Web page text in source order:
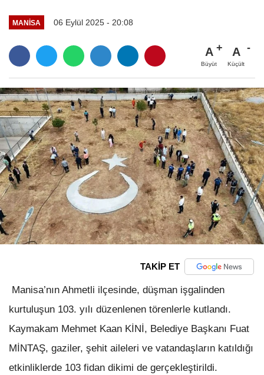
MANİSA 06 Eylül 2025 - 20:08
A
Büyüt
A
Küçült
TAKİP ET
Manisa’nın Ahmetli ilçesinde, düşman işgalinden
kurtuluşun 103. yılı düzenlenen törenlerle kutlandı.
Kaymakam Mehmet Kaan KİNİ, Belediye Başkanı Fuat
MİNTAŞ, gaziler, şehit aileleri ve vatandaşların katıldığı
etkinliklerde 103 fidan dikimi de gerçekleştirildi.